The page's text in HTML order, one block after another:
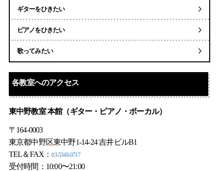
ギターをひきたい
ピアノをひきたい
歌ってみたい
各教室へのアクセス
東中野教室 本館（ギター・ ピアノ ・ボーカル）
〒164-0003
東京都中野区東中野1-14-24 吉井ビルB1
TEL＆FAX：03-5348-0717
受付時間：10:00〜21:00